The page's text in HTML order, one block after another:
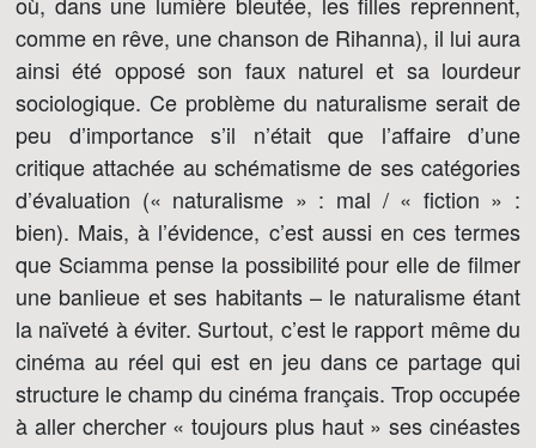
comme en rêve, une chanson de Rihanna), il lui aura
ainsi été opposé son faux naturel et sa lourdeur
sociologique. Ce problème du naturalisme serait de
peu d’importance s’il n’était que l’affaire d’une
critique attachée au schématisme de ses catégories
d’évaluation (« naturalisme » : mal / « fiction » :
bien). Mais, à l’évidence, c’est aussi en ces termes
que Sciamma pense la possibilité pour elle de filmer
une banlieue et ses habitants – le naturalisme étant
la naïveté à éviter. Surtout, c’est le rapport même du
cinéma au réel qui est en jeu dans ce partage qui
structure le champ du cinéma français. Trop occupée
à aller chercher « toujours plus haut » ses cinéastes